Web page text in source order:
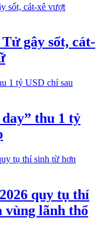
gây sốt, cát-
thu 1 tỷ
quy tụ thí
vùng lãnh thổ